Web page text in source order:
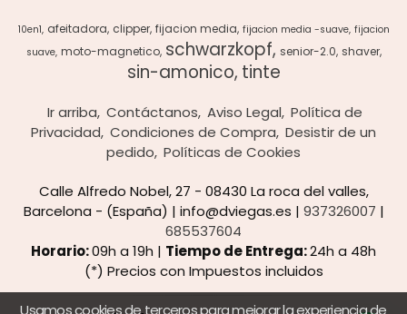
10en1 afeitadora clipper fijacion media fijacion media -suave fijacion
suave moto-magnetico schwarzkopf senior-2.0 shaver
sin-amonico tinte
Ir arriba Contáctanos Aviso Legal Política de
Privacidad Condiciones de Compra Desistir de un
pedido Políticas de Cookies
Calle Alfredo Nobel, 27 - 08430 La roca del valles,
Barcelona - (España) | info@dviegas.es | 937326007 |
685537604
Horario:09h a 19h | Tiempo de Entrega:24h a 48h
(*) Precios con Impuestos incluidos
Usamos cookies de terceros para mejorar la experiencia de